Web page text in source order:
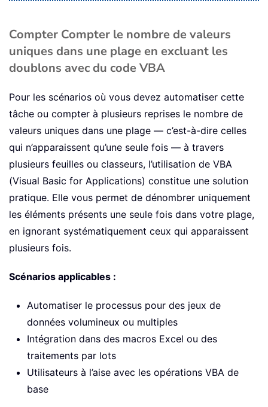
Compter Compter le nombre de valeurs
uniques dans une plage en excluant les
doublons avec du code VBA
Pour les scénarios où vous devez automatiser cette
tâche ou compter à plusieurs reprises le nombre de
valeurs uniques dans une plage — c’est-à-dire celles
qui n’apparaissent qu’une seule fois — à travers
plusieurs feuilles ou classeurs, l’utilisation de VBA
(Visual Basic for Applications) constitue une solution
pratique. Elle vous permet de dénombrer uniquement
les éléments présents une seule fois dans votre plage,
en ignorant systématiquement ceux qui apparaissent
plusieurs fois.
Scénarios applicables :
Automatiser le processus pour des jeux de
données volumineux ou multiples
Intégration dans des macros Excel ou des
traitements par lots
Utilisateurs à l’aise avec les opérations VBA de
base